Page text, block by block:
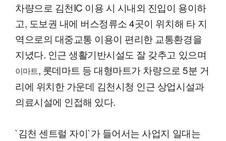
차량으로 김천IC 이용 시 시내외 진입이 용이하
고, 도보권 내에 버스정류소 4곳이 위치해 타 지
역으로의 대중교통 이용이 편리한 교통환경을
지녔다. 인근 생활기반시설도 잘 갖추고 있으며
이마트, 롯데마트 등 대형마트가 차량으로 5분 거
리에 위치한 가운데 김천시청 인근 상업시설과
의료시설에 인접해 있다.
`김천 센트럴 자이`가 들어서는 사업지 일대는